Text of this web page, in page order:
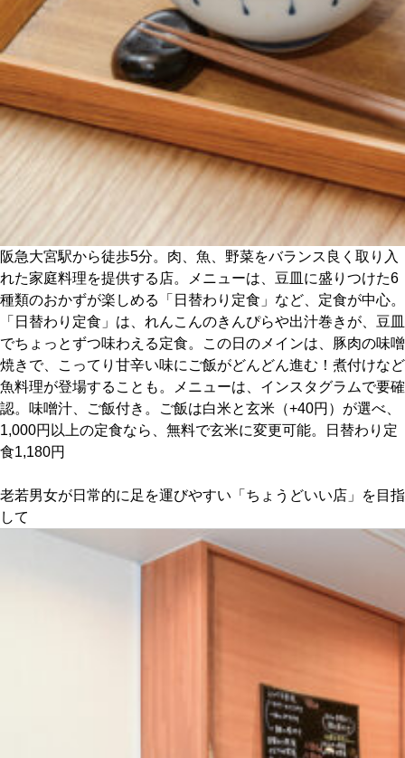
Instagram
チケットプレゼント応募
MAIN MENU
SERIES
カレーが好き
京都おやつクラブ
私と店のはなし
今月の京みやげ
京都の書店
阪急大宮駅から徒歩5分。肉、魚、野菜をバランス良く取り入
れた家庭料理を提供する店。メニューは、豆皿に盛りつけた6
種類のおかずが楽しめる「日替わり定食」など、定食が中心。
「日替わり定食」は、れんこんのきんぴらや出汁巻きが、豆皿
でちょっとずつ味わえる定食。この日のメインは、豚肉の味噌
焼きで、こってり甘辛い味にご飯がどんどん進む！煮付けなど
魚料理が登場することも。メニューは、インスタグラムで要確
認。味噌汁、ご飯付き。ご飯は白米と玄米（+40円）が選べ、
1,000円以上の定食なら、無料で玄米に変更可能。日替わり定
食1,180円
老若男女が日常的に足を運びやすい「ちょうどいい店」を目指
して